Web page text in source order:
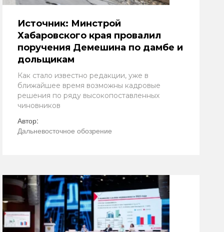
Источник: Минстрой
Хабаровского края провалил
поручения Демешина по дамбе и
дольщикам
Как стало известно редакции, уже в
ближайшее время возможны кадровые
решения по ряду высокопоставленных
чиновников
Автор:
Дальневосточное обозрение